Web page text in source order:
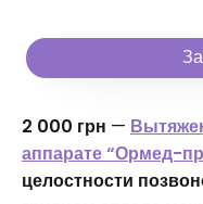
2 000 грн —
аппарате “Ормед-
целостности